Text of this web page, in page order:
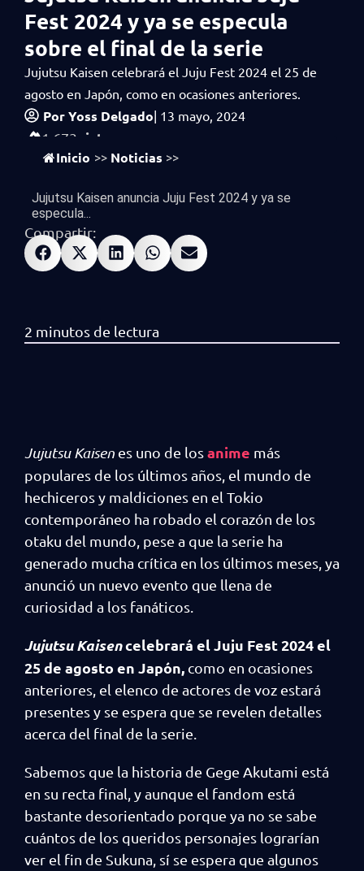
Fest 2024 y ya se especula
sobre el final de la serie
Jujutsu Kaisen celebrará el Juju Fest 2024 el 25 de
agosto en Japón, como en ocasiones anteriores.
PorYoss Delgado| 13 mayo, 2024
1,673 vistas
Inicio >> Noticias >>
Jujutsu Kaisen anuncia Juju Fest 2024 y ya se
especula...
Compartir:
Jujutsu Kaisen es uno de losanime más
populares de los últimos años, el mundo de
hechiceros y maldiciones en el Tokio
contemporáneo ha robado el corazón de los
otaku del mundo, pese a que la serie ha
generado mucha crítica en los últimos meses, ya
anunció un nuevo evento que llena de
curiosidad a los fanáticos.
Jujutsu Kaisencelebrará el Juju Fest 2024 el
25 de agosto en Japón, como en ocasiones
anteriores, el elenco de actores de voz estará
presentes y se espera que se revelen detalles
acerca del final de la serie.
Sabemos que la historia de Gege Akutami está
en su recta final, y aunque el fandom está
bastante desorientado porque ya no se sabe
cuántos de los queridos personajes lograrían
ver el fin de Sukuna, sí se espera que algunos